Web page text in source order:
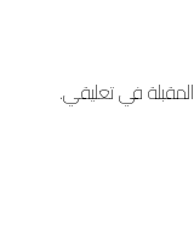
في تعليقي.